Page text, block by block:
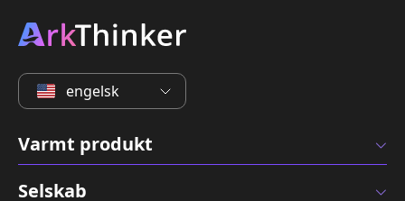
engelsk
Varmt produkt
Selskab